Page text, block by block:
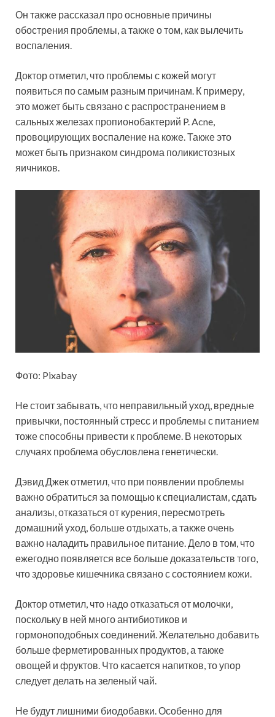
Он также рассказал про основные причины
обострения проблемы, а также о том, как вылечить
воспаления.
Доктор отметил, что проблемы с кожей могут
появиться по самым разным причинам. К примеру,
это может быть связано с распространением в
сальных железах пропионобактерий P. Acne,
провоцирующих воспаление на коже. Также это
может быть признаком синдрома поликистозных
яичников.
Фото: Pixabay
Не стоит забывать, что неправильный уход, вредные
привычки, постоянный стресс и проблемы с питанием
тоже способны привести к проблеме. В некоторых
случаях проблема обусловлена генетически.
Дэвид Джек отметил, что при появлении проблемы
важно обратиться за помощью к специалистам, сдать
анализы, отказаться от курения, пересмотреть
домашний уход, больше отдыхать, а также очень
важно наладить правильное питание. Дело в том, что
ежегодно появляется все больше доказательств того,
что здоровье кишечника связано с состоянием кожи.
Доктор отметил, что надо отказаться от молочки,
поскольку в ней много антибиотиков и
гормоноподобных соединений. Желательно добавить
больше ферметированных продуктов, а также
овощей и фруктов. Что касается напитков, то упор
следует делать на зеленый чай.
Не будут лишними биодобавки. Особенно для